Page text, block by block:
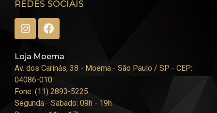
REDES SOCIAIS
Loja Moema
Av. dos Carinás, 38 - Moema - São Paulo / SP - CEP:
04086-010
Fone: (11) 2893-5225
Segunda - Sábado: 09h - 19h